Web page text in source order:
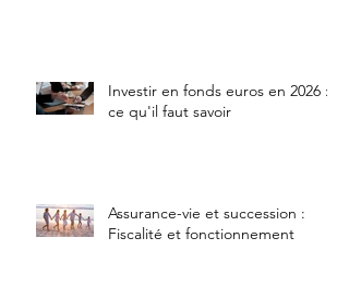
Investir en fonds euros en 2026 :
ce qu'il faut savoir
Assurance-vie et succession :
Fiscalité et fonctionnement